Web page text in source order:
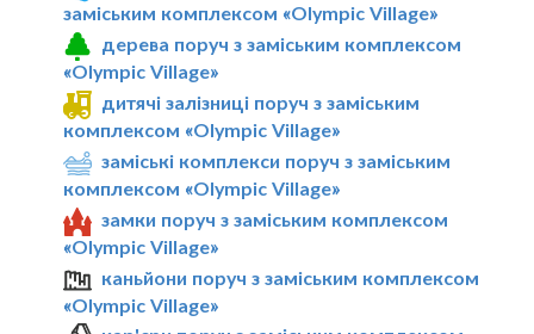
заміським комплексом «Olympic Village»
дерева поруч з заміським комплексом
«Olympic Village»
дитячі залізниці поруч з заміським
комплексом «Olympic Village»
заміські комплекси поруч з заміським
комплексом «Olympic Village»
замки поруч з заміським комплексом
«Olympic Village»
каньйони поруч з заміським комплексом
«Olympic Village»